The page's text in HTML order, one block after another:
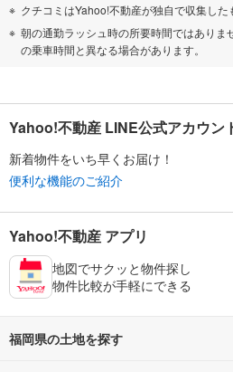
クチコミはYahoo!不動産が独自で収集した
朝の通勤ラッシュ時の所要時間ではありま
の乗車時間と異なる場合があります。
Yahoo!不動産 LINE公式アカウン
新着物件をいち早くお届け！
便利な機能のご紹介
Yahoo!不動産 アプリ
地図でサクッと物件探し
物件比較が手軽にできる
福岡県の土地を探す